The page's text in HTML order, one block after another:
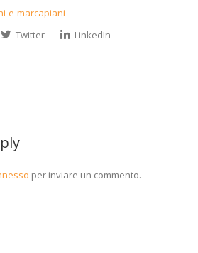
e-marcapiani
Twitter LinkedIn
per inviare un commento.